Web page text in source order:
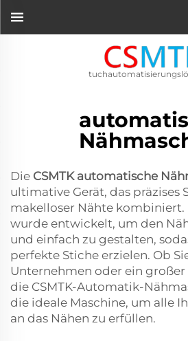
Die CSMTK automatische
ultimative Gerät, das präzises
makelloser Nähte kombiniert.
wurde entwickelt, um den
und einfach zu gestalten,
perfekte Stiche erzielen. Ob
Unternehmen oder ein großer
die CSMTK-Automatik-
die ideale Maschine, um alle
an das Nähen zu erfüllen.